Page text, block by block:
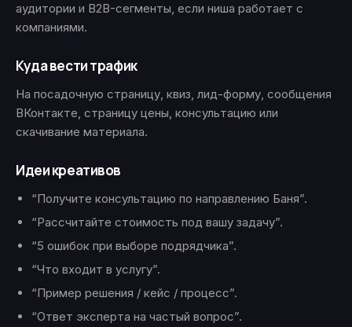
аудитории и B2B-сегменты, если ниша работает с
компаниями.
Куда вести трафик
На посадочную страницу, квиз, лид-форму, сообщения
ВКонтакте, страницу цены, консультацию или
скачивание материала.
Идеи креативов
“Получите консультацию по направлению Баня”.
“Рассчитайте стоимость под вашу задачу”.
“5 ошибок при выборе подрядчика”.
“Что входит в услугу”.
“Пример решения / кейс / процесс”.
“Ответ эксперта на частый вопрос”.